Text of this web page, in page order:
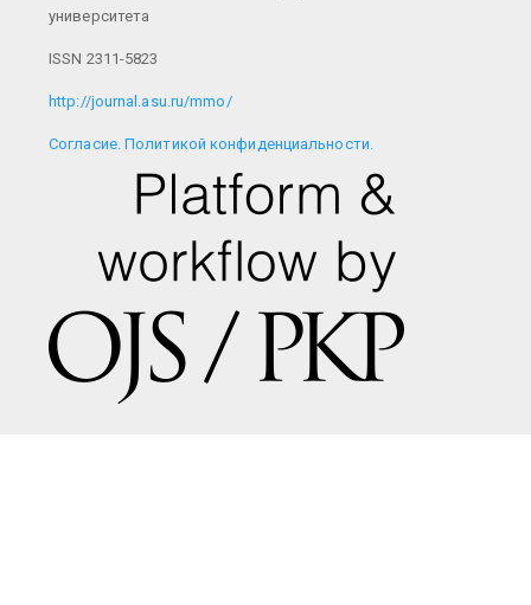
университета
ISSN 2311-5823
http://journal.asu.ru/mmo/
Cогласие. Политикой конфиденциальности.